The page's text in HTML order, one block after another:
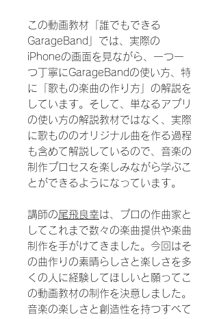
この動画教材「誰でもできる
GarageBand」では、実際の
iPhoneの画面を見ながら、一つ一
つ丁寧にGarageBandの使い方、特
に「歌もの楽曲の作り方」の解説を
しています。そして、単なるアプリ
の使い方の解説教材ではなく、実際
に歌もののオリジナル曲を作る過程
も含めて解説しているので、音楽の
制作プロセスを楽しみながら学ぶこ
とができるようになっています。
講師の尾飛良幸は、プロの作曲家と
してこれまで数々の楽曲提供や楽曲
制作を手がけてきました。今回はそ
の曲作りの素晴らしさと楽しさを多
くの人に経験してほしいと願ってこ
の動画教材の制作を決意しました。
音楽の楽しさと創造性を持つすべて